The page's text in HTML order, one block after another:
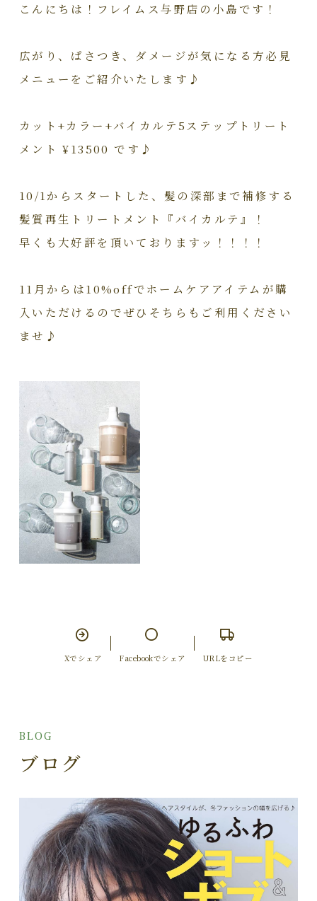
こんにちは！フレイムス与野店の小島です！
広がり、ぱさつき、ダメージが気になる方必見
メニューをご紹介いたします♪
カット+カラー+バイカルテ5ステップトリート
メント ¥13500 です♪
10/1からスタートした、髪の深部まで補修する
髪質再生トリートメント『バイカルテ』！
早くも大好評を頂いておりますッ！！！！
11月からは10%offでホームケアアイテムが購
入いただけるのでぜひそちらもご利用ください
ませ♪
Xでシェア Facebookでシェア URLをコピー
BLOG
ブログ